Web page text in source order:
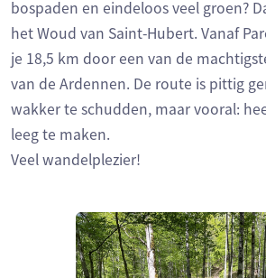
bospaden en eindeloos veel groen?
het Woud van Saint-Hubert. Vanaf
je 18,5 km door een van de
van de Ardennen. De route is pittig
wakker te schudden, maar vooral:
leeg te maken.
Veel wandelplezier!